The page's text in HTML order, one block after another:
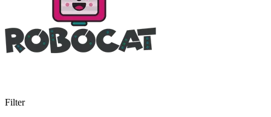
Filter